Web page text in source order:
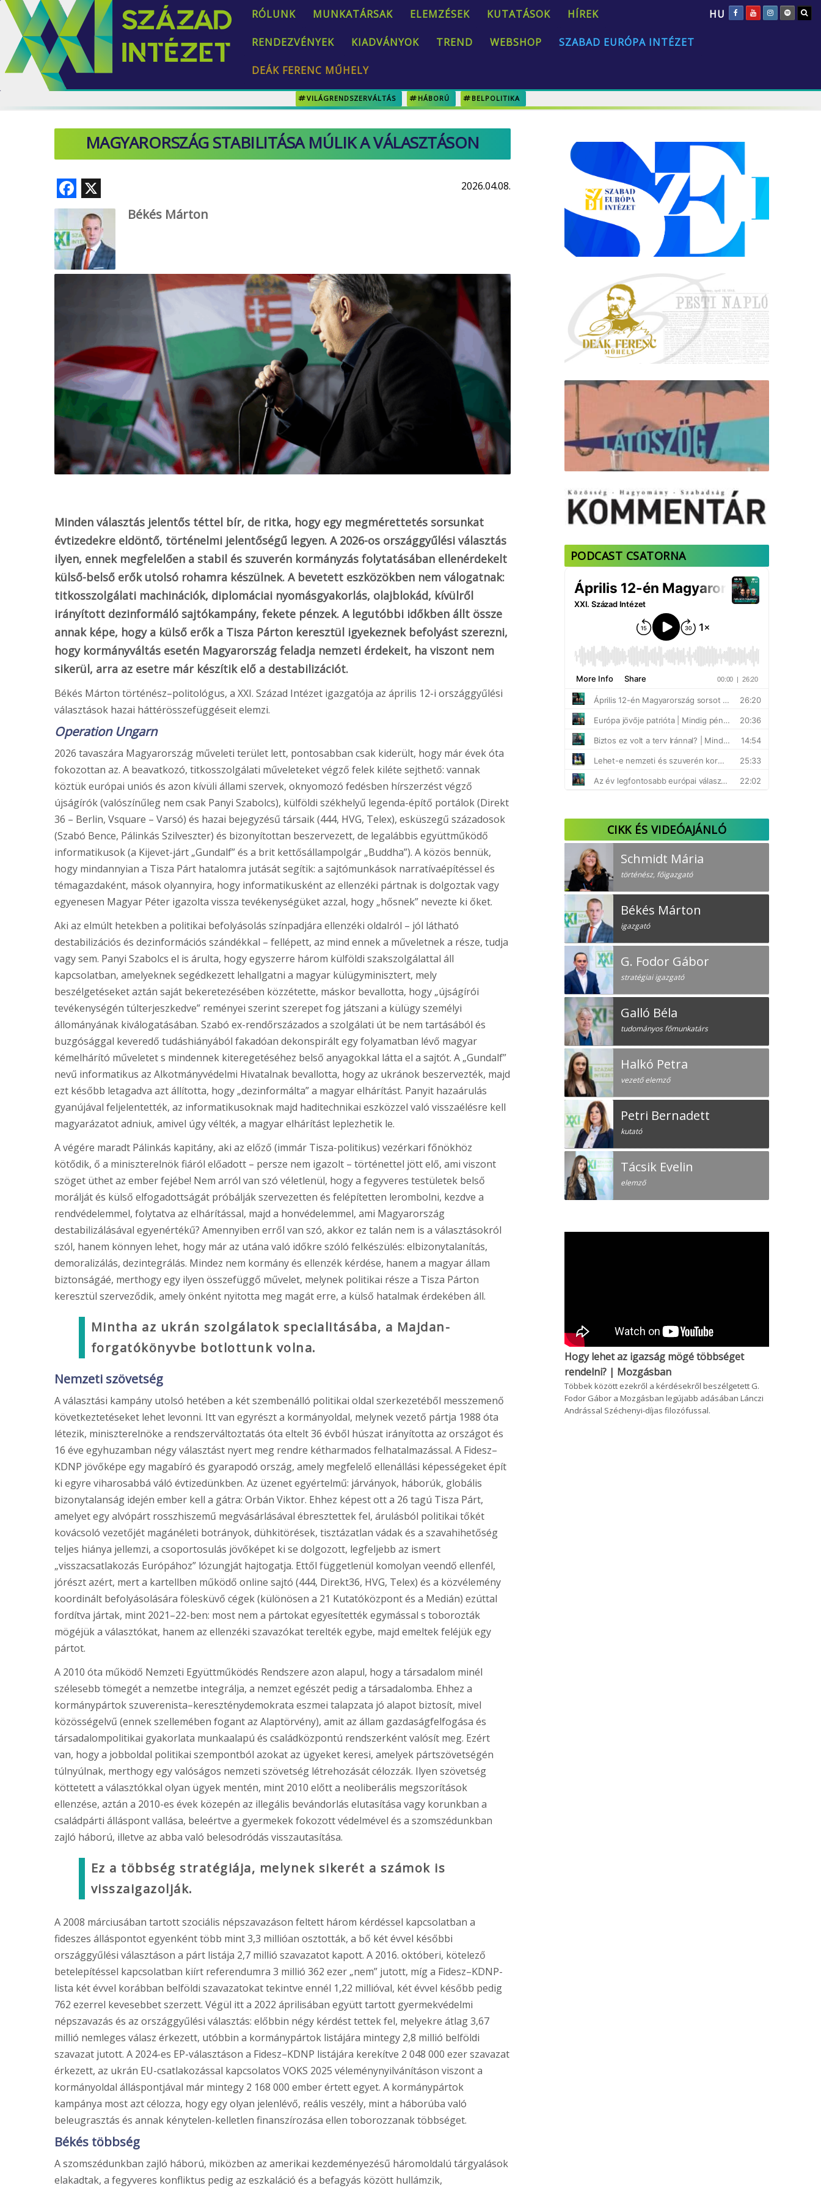
HU
RÓLUNK MUNKATÁRSAK ELEMZÉSEK KUTATÁSOK HÍREK
RENDEZVÉNYEK KIADVÁNYOK TREND WEBSHOP SZABAD EURÓPA INTÉZET
DEÁK FERENC MŰHELY
VILÁGRENDSZERVÁLTÁS HÁBORÚ BELPOLITIKA
MAGYARORSZÁG STABILITÁSA MÚLIK A VÁLASZTÁSON
F
ac
e
b
o
2026.04.08.
Békés Márton
Minden választás jelentős téttel bír, de ritka, hogy egy megmérettetés sorsunkat
évtizedekre eldöntő, történelmi jelentőségű legyen. A 2026-os országgyűlési választás
ilyen, ennek megfelelően a stabil és szuverén kormányzás folytatásában ellenérdekelt
külső-belső erők utolsó rohamra készülnek. A bevetett eszközökben nem válogatnak:
titkosszolgálati machinációk, diplomáciai nyomásgyakorlás, olajblokád, kívülről
irányított dezinformáló sajtókampány, fekete pénzek. A legutóbbi időkben állt össze
annak képe, hogy a külső erők a Tisza Párton keresztül igyekeznek befolyást szerezni,
hogy kormányváltás esetén Magyarország feladja nemzeti érdekeit, ha viszont nem
sikerül, arra az esetre már készítik elő a destabilizációt.
Békés Márton történész–politológus, a XXI. Század Intézet igazgatója az április 12-i országgyűlési
választások hazai háttérösszefüggéseit elemzi.
Operation Ungarn
2026 tavaszára Magyarország műveleti terület lett, pontosabban csak kiderült, hogy már évek óta
fokozottan az. A beavatkozó, titkosszolgálati műveleteket végző felek kiléte sejthető: vannak
köztük európai uniós és azon kívüli állami szervek, oknyomozó fedésben hírszerzést végző
újságírók (valószínűleg nem csak Panyi Szabolcs), külföldi székhelyű legenda-építő portálok (Direkt
36 – Berlin, Vsquare – Varsó) és hazai bejegyzésű társaik (444, HVG, Telex), esküszegű századosok
(Szabó Bence, Pálinkás Szilveszter) és bizonyítottan beszervezett, de legalábbis együttműködő
informatikusok (a Kijevet-járt „Gundalf” és a brit kettősállampolgár „Buddha”). A közös bennük,
hogy mindannyian a Tisza Párt hatalomra jutását segítik: a sajtómunkások narratívaépítéssel és
témagazdaként, mások olyannyira, hogy informatikusként az ellenzéki pártnak is dolgoztak vagy
egyenesen Magyar Péter igazolta vissza tevékenységüket azzal, hogy „hősnek” nevezte ki őket.
Aki az elmúlt hetekben a politikai befolyásolás színpadjára ellenzéki oldalról – jól látható
destabilizációs és dezinformációs szándékkal – fellépett, az mind ennek a műveletnek a része, tudja
vagy sem. Panyi Szabolcs el is árulta, hogy egyszerre három külföldi szakszolgálattal áll
kapcsolatban, amelyeknek segédkezett lehallgatni a magyar külügyminisztert, mely
beszélgetéseket aztán saját bekeretezésében közzétette, máskor bevallotta, hogy „újságírói
tevékenységén túlterjeszkedve” reményei szerint szerepet fog játszani a külügy személyi
állományának kiválogatásában. Szabó ex-rendőrszázados a szolgálati út be nem tartásából és
buzgósággal keveredő tudáshiányából fakadóan dekonspirált egy folyamatban lévő magyar
kémelhárító műveletet s mindennek kiteregetéséhez belső anyagokkal látta el a sajtót. A „Gundalf”
nevű informatikus az Alkotmányvédelmi Hivatalnak bevallotta, hogy az ukránok beszervezték, majd
ezt később letagadva azt állította, hogy „dezinformálta” a magyar elhárítást. Panyit hazaárulás
gyanújával feljelentették, az informatikusoknak majd haditechnikai eszközzel való visszaélésre kell
magyarázatot adniuk, amivel úgy vélték, a magyar elhárítást leplezhetik le.
A végére maradt Pálinkás kapitány, aki az előző (immár Tisza-politikus) vezérkari főnökhöz
kötődik, ő a miniszterelnök fiáról előadott – persze nem igazolt – történettel jött elő, ami viszont
szöget üthet az ember fejébe! Nem arról van szó véletlenül, hogy a fegyveres testületek belső
morálját és külső elfogadottságát próbálják szervezetten és felépítetten lerombolni, kezdve a
rendvédelemmel, folytatva az elhárítással, majd a honvédelemmel, ami Magyarország
destabilizálásával egyenértékű? Amennyiben erről van szó, akkor ez talán nem is a választásokról
szól, hanem könnyen lehet, hogy már az utána való időkre szóló felkészülés: elbizonytalanítás,
demoralizálás, dezintegrálás. Mindez nem kormány és ellenzék kérdése, hanem a magyar állam
biztonságáé, merthogy egy ilyen összefüggő művelet, melynek politikai része a Tisza Párton
keresztül szerveződik, amely önként nyitotta meg magát erre, a külső hatalmak érdekében áll.
Mintha az ukrán szolgálatok specialitásába, a Majdan-
forgatókönyvbe botlottunk volna.
Nemzeti szövetség
A választási kampány utolsó hetében a két szembenálló politikai oldal szerkezetéből messzemenő
következtetéseket lehet levonni. Itt van egyrészt a kormányoldal, melynek vezető pártja 1988 óta
létezik, miniszterelnöke a rendszerváltoztatás óta eltelt 36 évből húszat irányította az országot és
16 éve egyhuzamban négy választást nyert meg rendre kétharmados felhatalmazással. A Fidesz–
KDNP jövőképe egy magabíró és gyarapodó ország, amely megfelelő ellenállási képességeket épít
ki egyre viharosabbá váló évtizedünkben. Az üzenet egyértelmű: járványok, háborúk, globális
bizonytalanság idején ember kell a gátra: Orbán Viktor. Ehhez képest ott a 26 tagú Tisza Párt,
amelyet egy alvópárt rosszhiszemű megvásárlásával ébresztettek fel, árulásból politikai tőkét
kovácsoló vezetőjét magánéleti botrányok, dühkitörések, tisztázatlan vádak és a szavahihetőség
teljes hiánya jellemzi, a csoportosulás jövőképet ki se dolgozott, legfeljebb az ismert
„visszacsatlakozás Európához” lózungját hajtogatja. Ettől függetlenül komolyan veendő ellenfél,
jórészt azért, mert a kartellben működő online sajtó (444, Direkt36, HVG, Telex) és a közvélemény
koordinált befolyásolására fölesküvő cégek (különösen a 21 Kutatóközpont és a Medián) ezúttal
fordítva jártak, mint 2021–22-ben: most nem a pártokat egyesítették egymással s toborozták
mögéjük a választókat, hanem az ellenzéki szavazókat terelték egybe, majd emeltek feléjük egy
pártot.
A 2010 óta működő Nemzeti Együttműködés Rendszere azon alapul, hogy a társadalom minél
szélesebb tömegét a nemzetbe integrálja, a nemzet egészét pedig a társadalomba. Ehhez a
kormánypártok szuverenista–kereszténydemokrata eszmei talapzata jó alapot biztosít, mivel
közösségelvű (ennek szellemében fogant az Alaptörvény), amit az állam gazdaságfelfogása és
társadalompolitikai gyakorlata munkaalapú és családközpontú rendszerként valósít meg. Ezért
van, hogy a jobboldal politikai szempontból azokat az ügyeket keresi, amelyek pártszövetségén
túlnyúlnak, merthogy egy valóságos nemzeti szövetség létrehozását célozzák. Ilyen szövetség
köttetett a választókkal olyan ügyek mentén, mint 2010 előtt a neoliberális megszorítások
ellenzése, aztán a 2010-es évek közepén az illegális bevándorlás elutasítása vagy korunkban a
családpárti álláspont vallása, beleértve a gyermekek fokozott védelmével és a szomszédunkban
zajló háború, illetve az abba való belesodródás visszautasítása.
Ez a többség stratégiája, melynek sikerét a számok is
visszaigazolják.
A 2008 márciusában tartott szociális népszavazáson feltett három kérdéssel kapcsolatban a
fideszes álláspontot egyenként több mint 3,3 millióan osztották, a bő két évvel későbbi
országgyűlési választáson a párt listája 2,7 millió szavazatot kapott. A 2016. októberi, kötelező
betelepítéssel kapcsolatban kiírt referendumra 3 millió 362 ezer „nem” jutott, míg a Fidesz–KDNP-
lista két évvel korábban belföldi szavazatokat tekintve ennél 1,22 millióval, két évvel később pedig
762 ezerrel kevesebbet szerzett. Végül itt a 2022 áprilisában együtt tartott gyermekvédelmi
népszavazás és az országgyűlési választás: előbbin négy kérdést tettek fel, melyekre átlag 3,67
millió nemleges válasz érkezett, utóbbin a kormánypártok listájára mintegy 2,8 millió belföldi
szavazat jutott. A 2024-es EP-választáson a Fidesz–KDNP listájára kerekítve 2 048 000 ezer szavazat
érkezett, az ukrán EU-csatlakozással kapcsolatos VOKS 2025 véleménynyilvánításon viszont a
kormányoldal álláspontjával már mintegy 2 168 000 ember értett egyet. A kormánypártok
kampánya most azt célozza, hogy egy olyan jelenlévő, reális veszély, mint a háborúba való
beleugrasztás és annak kénytelen-kelletlen finanszírozása ellen toborozzanak többséget.
Békés többség
A szomszédunkban zajló háború, miközben az amerikai kezdeményezésű háromoldalú tárgyalások
elakadtak, a fegyveres konfliktus pedig az eszkaláció és a befagyás között hullámzik,
PODCAST CSATORNA
CIKK ÉS VIDEÓAJÁNLÓ
Schmidt Mária
történész, főigazgató
Békés Márton
igazgató
G. Fodor Gábor
stratégiai igazgató
Galló Béla
tudományos főmunkatárs
Halkó Petra
vezető elemző
Petri Bernadett
kutató
Tácsik Evelin
elemző
Hogy lehet az igazság mögé többséget
rendelni? | Mozgásban
Többek között ezekről a kérdésekről beszélgetett G.
Fodor Gábor a Mozgásban legújabb adásában Lánczi
Andrással Széchenyi-díjas filozófussal.